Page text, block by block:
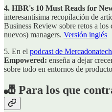
4. HBR's 10 Must Reads for
interesantísima recopilación de
Business Review sobre retos a
nuevos) managers. Versión inglés
5. En el podcast de Mercadonatech
Empowered: enseña a dejar
sobre todo en entornos de
🎳 Para los que